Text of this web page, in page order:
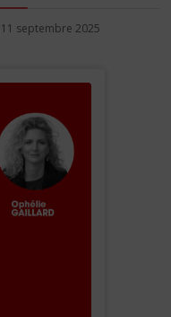
11 septembre 2025